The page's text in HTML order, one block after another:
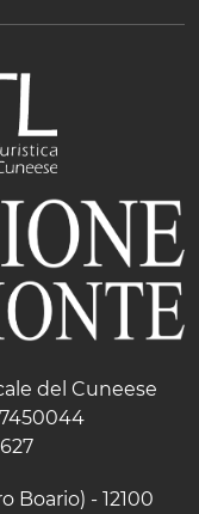
del Cuneese
Boario) - 12100